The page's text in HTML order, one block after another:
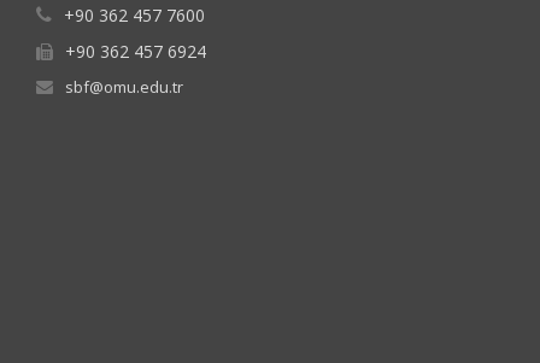
+90 362 457 7600
+90 362 457 6924
sbf@omu.edu.tr